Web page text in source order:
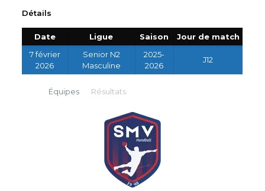
Détails
Date Ligue Saison
Jour de match
7 février
2026
Senior N2
Masculine
2025-
2026
J12
Équipes Résultats